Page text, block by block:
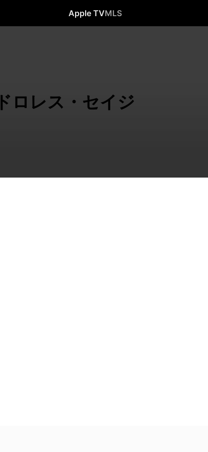
Apple TVMLS
ドロレス・セイジ